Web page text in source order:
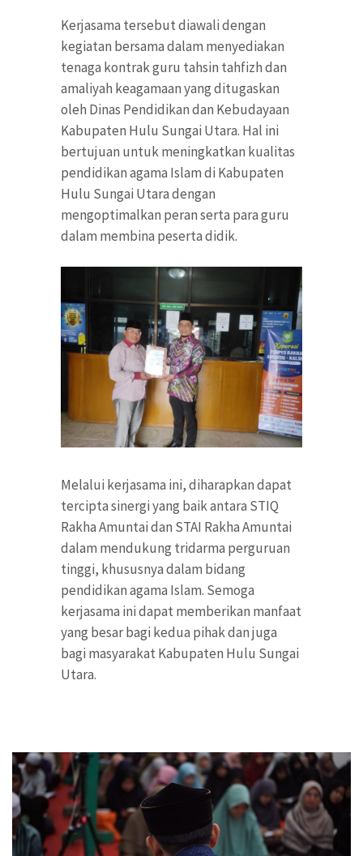
Kerjasama tersebut diawali dengan
kegiatan bersama dalam menyediakan
tenaga kontrak guru tahsin tahfizh dan
amaliyah keagamaan yang ditugaskan
oleh Dinas Pendidikan dan Kebudayaan
Kabupaten Hulu Sungai Utara. Hal ini
bertujuan untuk meningkatkan kualitas
pendidikan agama Islam di Kabupaten
Hulu Sungai Utara dengan
mengoptimalkan peran serta para guru
dalam membina peserta didik.
Melalui kerjasama ini, diharapkan dapat
tercipta sinergi yang baik antara STIQ
Rakha Amuntai dan STAI Rakha Amuntai
dalam mendukung tridarma perguruan
tinggi, khususnya dalam bidang
pendidikan agama Islam. Semoga
kerjasama ini dapat memberikan manfaat
yang besar bagi kedua pihak dan juga
bagi masyarakat Kabupaten Hulu Sungai
Utara.